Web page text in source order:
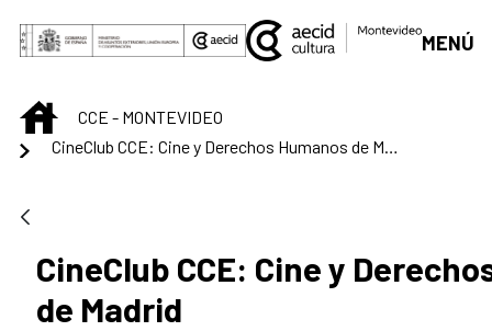
Skip to Main Content
MENÚ
INICIOCCE - MONTEVIDEO
CineClub CCE: Cine y Derechos Humanos de Madrid
CineClub CCE: Cine y
de Madrid